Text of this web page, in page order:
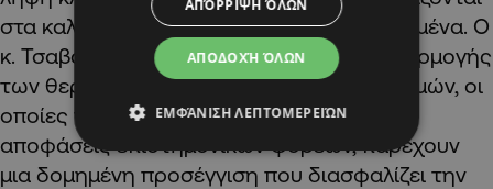
στα καλύτερα διαθέσιμα ερευνητικά δεδομένα. Ο
κ. Τσαβαρής ανέλυσε τη σημασία της εφαρμογής
των θεραπευτικών κατευθυντήριων γραμμών, οι
οποίες προκύπτουν μέσα από συλλογικές
αποφάσεις επιστημονικών φορέων, παρέχουν
μια δομημένη προσέγγιση που διασφαλίζει την
ΑΠΟΔΟΧΉ ΌΛΩΝ
ΑΠΌΡΡΙΨΗ ΌΛΩΝ
ΕΜΦΆΝΙΣΗ ΛΕΠΤΟΜΕΡΕΙΏΝ